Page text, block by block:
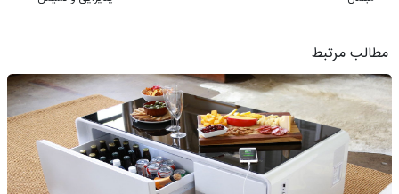
مطالب مرتبط